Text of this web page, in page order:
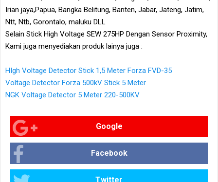
Irian jaya,Papua, Bangka Belitung, Banten, Jabar, Jateng, Jatim,
Ntt, Ntb, Gorontalo, maluku DLL
Selain Stick High Voltage SEW 275HP Dengan Sensor Proximity,
Kami juga menyediakan produk lainya juga :
HIgh Voltage Detector Stick 1,5 Meter Forza FVD-35
Voltage Detector Forza 500kV Stick 5 Meter
NGK Voltage Detector 5 Meter 220-500KV
Google
Facebook
Twitter